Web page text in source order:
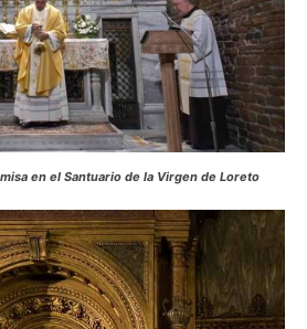
en el Santuario de la Virgen de Loreto